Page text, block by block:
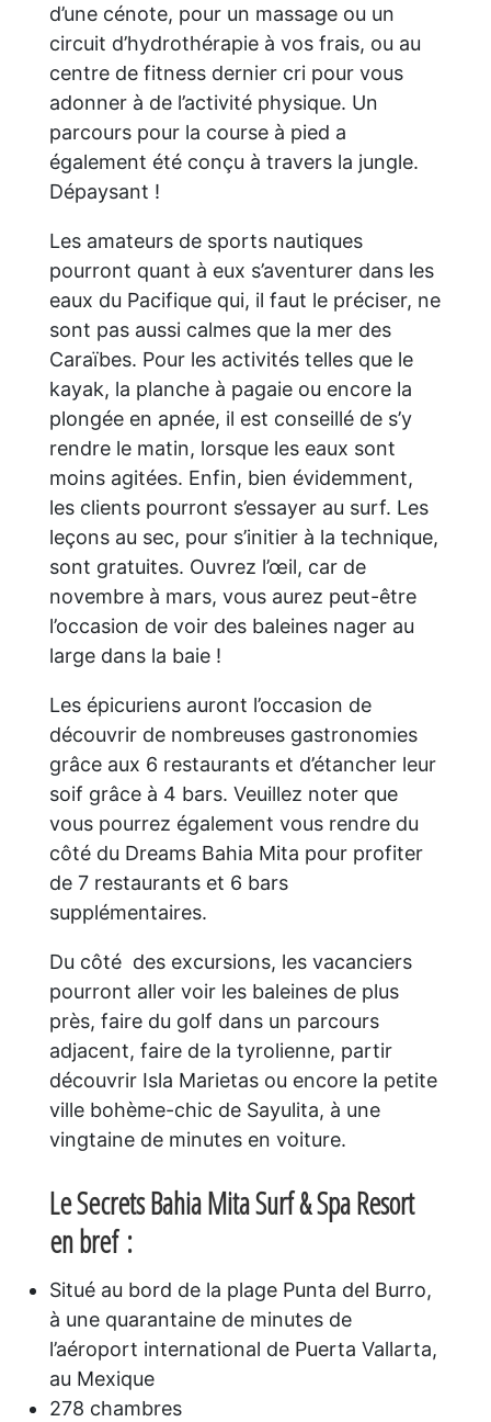
d’une cénote, pour un massage ou un
circuit d’hydrothérapie à vos frais, ou au
centre de fitness dernier cri pour vous
adonner à de l’activité physique. Un
parcours pour la course à pied a
également été conçu à travers la jungle.
Dépaysant !
Les amateurs de sports nautiques
pourront quant à eux s’aventurer dans les
eaux du Pacifique qui, il faut le préciser, ne
sont pas aussi calmes que la mer des
Caraïbes. Pour les activités telles que le
kayak, la planche à pagaie ou encore la
plongée en apnée, il est conseillé de s’y
rendre le matin, lorsque les eaux sont
moins agitées. Enfin, bien évidemment,
les clients pourront s’essayer au surf. Les
leçons au sec, pour s’initier à la technique,
sont gratuites. Ouvrez l’œil, car de
novembre à mars, vous aurez peut-être
l’occasion de voir des baleines nager au
large dans la baie !
Les épicuriens auront l’occasion de
découvrir de nombreuses gastronomies
grâce aux 6 restaurants et d’étancher leur
soif grâce à 4 bars. Veuillez noter que
vous pourrez également vous rendre du
côté du Dreams Bahia Mita pour profiter
de 7 restaurants et 6 bars
supplémentaires.
Du côté des excursions, les vacanciers
pourront aller voir les baleines de plus
près, faire du golf dans un parcours
adjacent, faire de la tyrolienne, partir
découvrir Isla Marietas ou encore la petite
ville bohème-chic de Sayulita, à une
vingtaine de minutes en voiture.
Le Secrets Bahia Mita Surf & Spa Resort
en bref :
Situé au bord de la plage Punta del Burro,
à une quarantaine de minutes de
l’aéroport international de Puerta Vallarta,
au Mexique
278 chambres